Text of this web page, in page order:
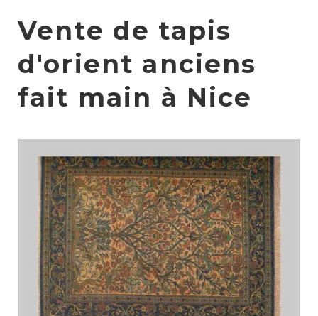
Vente de tapis
d'orient anciens
fait main à Nice